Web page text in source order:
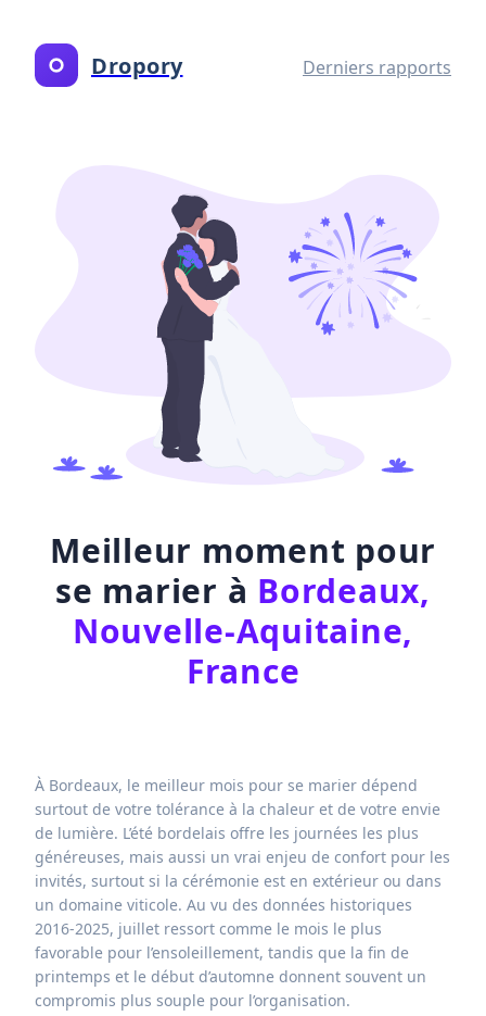
Dropory Derniers rapports
Meilleur moment pour
se marier à Bordeaux,
Nouvelle-Aquitaine,
France
À Bordeaux, le meilleur mois pour se marier dépend
surtout de votre tolérance à la chaleur et de votre envie
de lumière. L’été bordelais offre les journées les plus
généreuses, mais aussi un vrai enjeu de confort pour les
invités, surtout si la cérémonie est en extérieur ou dans
un domaine viticole. Au vu des données historiques
2016-2025, juillet ressort comme le mois le plus
favorable pour l’ensoleillement, tandis que la fin de
printemps et le début d’automne donnent souvent un
compromis plus souple pour l’organisation.